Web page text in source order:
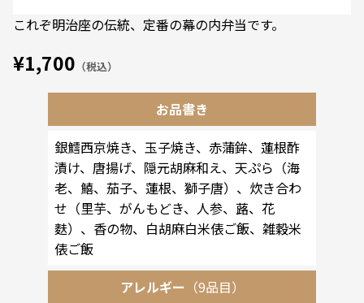
これぞ明治座の伝統、定番の幕の内弁当です。
¥1,700 （税込）
お品書き
銀鱈西京焼き、玉子焼き、赤蒲鉾、蓮根酢
漬け、唐揚げ、隠元胡麻和え、天ぷら（海
老、鱚、茄子、蓮根、獅子唐）、炊き合わ
せ（里芋、がんもどき、人参、蕗、花
麩）、香の物、白胡麻白米俵ご飯、雑穀米
俵ご飯
アレルギー （9品目）